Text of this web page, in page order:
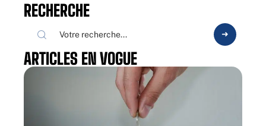
RECHERCHE
ARTICLES EN VOGUE